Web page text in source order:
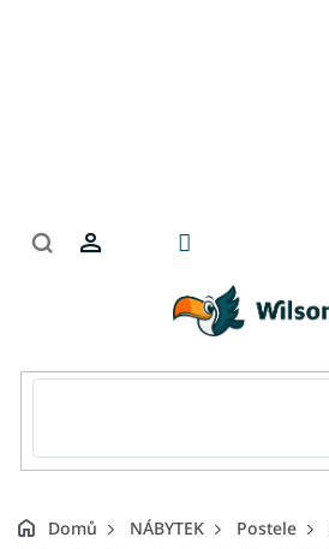
Domů NÁBYTEK Postele